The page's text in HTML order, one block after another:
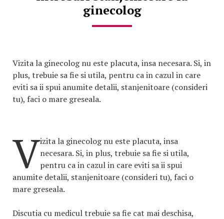
ginecolog
Vizita la ginecolog nu este placuta, insa necesara. Si, in
plus, trebuie sa fie si utila, pentru ca in cazul in care
eviti sa ii spui anumite detalii, stanjenitoare (consideri
tu), faci o mare greseala.
Vizita la ginecolog nu este placuta, insa
necesara. Si, in plus, trebuie sa fie si utila,
pentru ca in cazul in care eviti sa ii spui
anumite detalii, stanjenitoare (consideri tu), faci o
mare greseala.
Discutia cu medicul trebuie sa fie cat mai deschisa,